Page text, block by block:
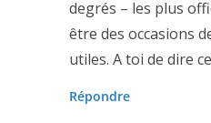
degrés – les plus
être des occasions
utiles. A toi de dire
Répondre